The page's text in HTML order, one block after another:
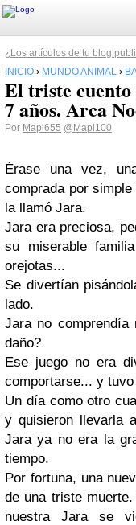
¿Los artículos de tu blog
INICIO › MUNDO ANIMAL ›
El triste cuento
7 años. Arca
Por Mapi655 @Mapi100
Érase una vez,
comprada por
la llamó Jara.
Jara era preciosa,
su miserable
orejotas...
Se divertían
lado.
Jara no
daño?
Ese juego no era
comportarse... y
Un día como otro
y quisieron llevarla
Jara ya no era la
tiempo.
Por fortuna, una
de una triste
nuestra Jara se